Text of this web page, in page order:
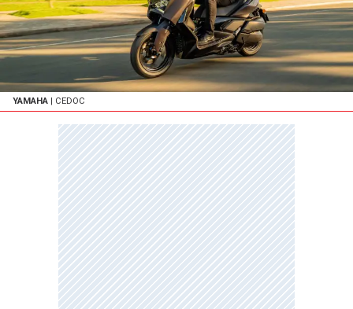
YAMAHA | CEDOC